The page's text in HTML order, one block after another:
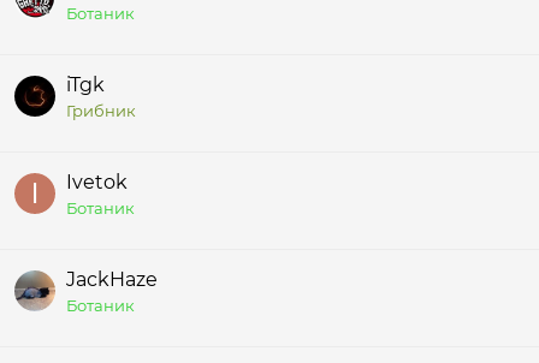
Ботаник
iTgk
Грибник
Ivetok
Ботаник
JackHaze
Ботаник